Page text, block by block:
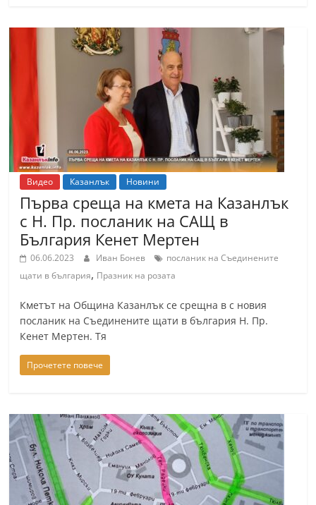
Видео Казанлък Новини
Първа среща на кмета на Казанлък
с Н. Пр. посланик на САЩ в
България Кенет Мертен
06.06.2023 Иван Бонев
посланик на Съединените
щати в българия, Празник на розата
Кметът на Община Казанлък се срещна в с новия
посланик на Съединените щати в българия Н. Пр.
Кенет Мертен. Тя
Прочетете повече